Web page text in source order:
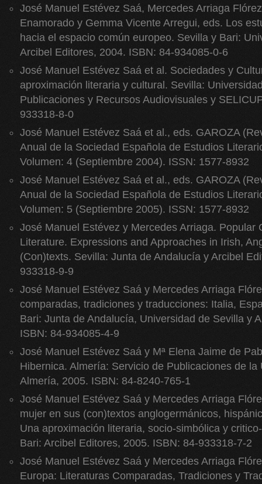
José Manuel Estévez Saá, Mercedes Arriaga
Enamorado y Gemma Vicente Arregui, eds. Los
hacia el espacio común europeo. Sevilla y Bari:
Arcibel Editores, 2004. ISBN: 84-934085-0-6
José Manuel Estévez Saá et al. Sociedades y
aproximación literaria y cultural. Sevilla:
Publicaciones y Recursos Audiovisuales y
933318-8-0
José Manuel Estévez Saá et al., eds. GAROZA
Anual de la Sociedad Española de Estudios
Volumen: 4 (Septiembre 2004). ISSN: 1577-8932
José Manuel Estévez Saá et al., eds. GAROZA
Anual de la Sociedad Española de Estudios
Volumen: 5 (Septiembre 2005). ISSN: 1577-8932
José Manuel Estévez y Mercedes Arriaga. Popular
Literature. Expressions and Approaches in Irish,
(Con)texts. Sevilla: Junta de Andalucía y Arcibel
933318-9-9
José Manuel Estévez Saá y Mercedes Arriaga
comparadas, tradiciones y traducciones: Italia,
Bari: Junta de Andalucía, Universidad de Sevilla y
ISBN: 84-934085-4-9
José Manuel Estévez Saá y Mª Elena Jaime de
Hibernica. Almería: Servicio de Publicaciones de la
Almería, 2005. ISBN: 84-8240-765-1
José Manuel Estévez Saá y Mercedes Arriaga
mujer en sus (con)textos anglogermánicos,
Una aproximación literaria, socio-simbólica y
Bari: Arcibel Editores, 2005. ISBN: 84-933318-7-2
José Manuel Estévez Saá y Mercedes Arriaga
Europa: Literaturas Comparadas, Tradiciones y